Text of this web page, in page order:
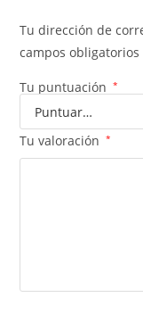
Tu dirección de
campos
Tu puntuación *
Tu valoración *